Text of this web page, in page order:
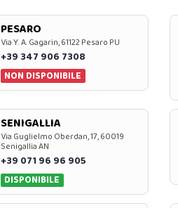
PESARO
Via Y. A. Gagarin, 61122 Pesaro PU
+39 347 906 7308
NON DISPONIBILE
SENIGALLIA
Via Guglielmo Oberdan, 17, 60019
Senigallia AN
+39 071 96 96 905
DISPONIBILE